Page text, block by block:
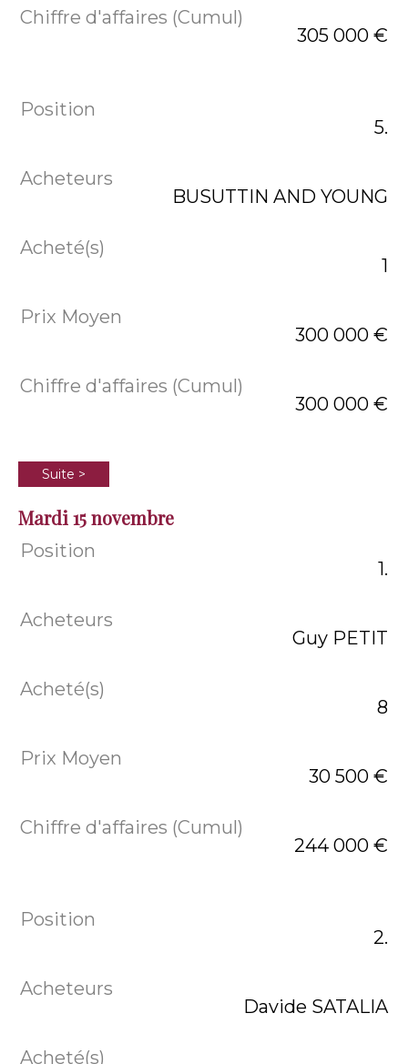
305 000 €
5.
BUSUTTIN AND YOUNG
1
300 000 €
300 000 €
Suite >
Mardi 15 novembre
1.
Guy PETIT
8
30 500 €
244 000 €
2.
Davide SATALIA